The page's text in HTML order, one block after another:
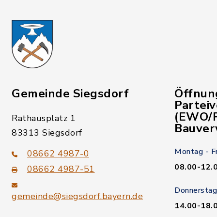
Gemeinde Siegsdorf
Rathausplatz 1
83313 Siegsdorf
08662 4987-0
08662 4987-51
gemeinde@siegsdorf.bayern.de
(EWO/
Montag -
08.00-
Donnerstag
14.00-